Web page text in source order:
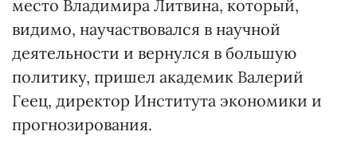
место Владимира Литвина, который,
видимо, научаствовался в научной
деятельности и вернулся в большую
политику, пришел академик Валерий
Геец, директор Института экономики и
прогнозирования.